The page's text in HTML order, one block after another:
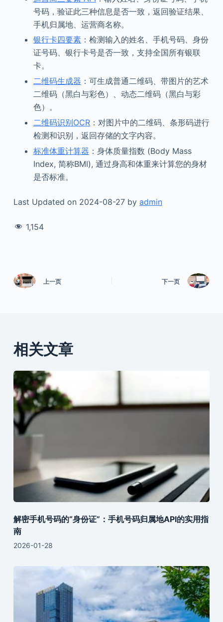
号码，验证此三种信息是否一致，返回验证结果、
手机归属地、运营商名称。
银行卡四要素：检测输入的姓名、手机号码、身份
证号码、银行卡号是否一致，支持全国所有银联
卡。
二维码生成器 ：可生成普通二维码、带图片的艺术
二维码（黑白与彩色）、动态二维码（黑白与彩
色）。
二维码识别OCR：对图片中的二维码、条形码进行
检测和识别，返回存储的文字内容。
标准体重计算器 ：身体质量指数 (Body Mass
Index, 简称BMI), 通过身高和体重来计算您的身材
是否标准。
Last Updated on 2024-08-27 by admin
1,154
上一页 下一页
相关文章
解密手机号码的“身份证”：手机号码归属地API的实用指
南
2026-01-28